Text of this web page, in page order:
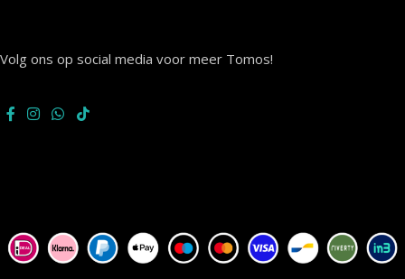
Volg ons op social media voor meer Tomos!